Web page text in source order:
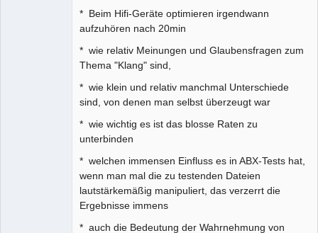
* Beim Hifi-Geräte optimieren irgendwann
aufzuhören nach 20min
* wie relativ Meinungen und Glaubensfragen zum
Thema "Klang" sind,
* wie klein und relativ manchmal Unterschiede
sind, von denen man selbst überzeugt war
* wie wichtig es ist das blosse Raten zu
unterbinden
* welchen immensen Einfluss es in ABX-Tests hat,
wenn man mal die zu testenden Dateien
lautstärkemäßig manipuliert, das verzerrt die
Ergebnisse immens
* auch die Bedeutung der Wahrnehmung von